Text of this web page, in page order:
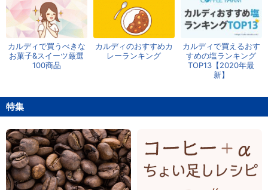
カルディで買うべきな
お菓子&スイーツ厳選
100商品
カルディのおすすめカ
レーランキング
カルディで買えるおす
すめの塩ランキング
TOP13【2020年最
新】
特集